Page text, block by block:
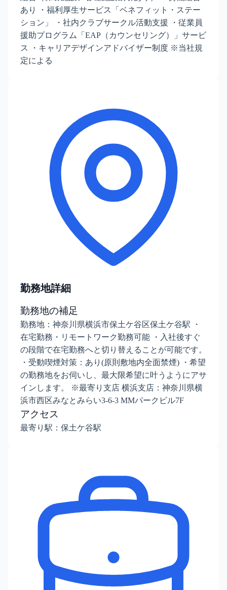
あり ・福利厚生サービス「ベネフィット・ステー
ション」 ・社内クラブサークル活動支援 ・従業員
援助プログラム「EAP（カウンセリング）」サービ
ス ・キャリアデザインアドバイザー制度 ※当社規
定による
勤務地詳細
勤務地の補足
勤務地：神奈川県横浜市保土ケ谷区保土ケ谷駅 ・
在宅勤務・リモートワーク勤務可能 ・入社後すぐ
の段階で在宅勤務へと切り替えることが可能です。
・受動喫煙対策：あり(原則敷地内全面禁煙) ・希望
の勤務地をお伺いし、最大限希望に叶うようにアサ
インします。 ※最寄り支店 横浜支店：神奈川県横
浜市西区みなとみらい3-6-3 MMパークビル7F
アクセス
最寄り駅：保土ケ谷駅